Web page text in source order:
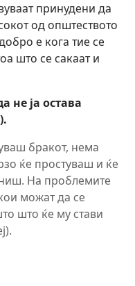
принудени да
од општеството
е кога тие се
што се сакаат и
ја остава
).
бракот, нема
ќе простуваш и ќе
На проблемите
можат да се
што ќе му стави